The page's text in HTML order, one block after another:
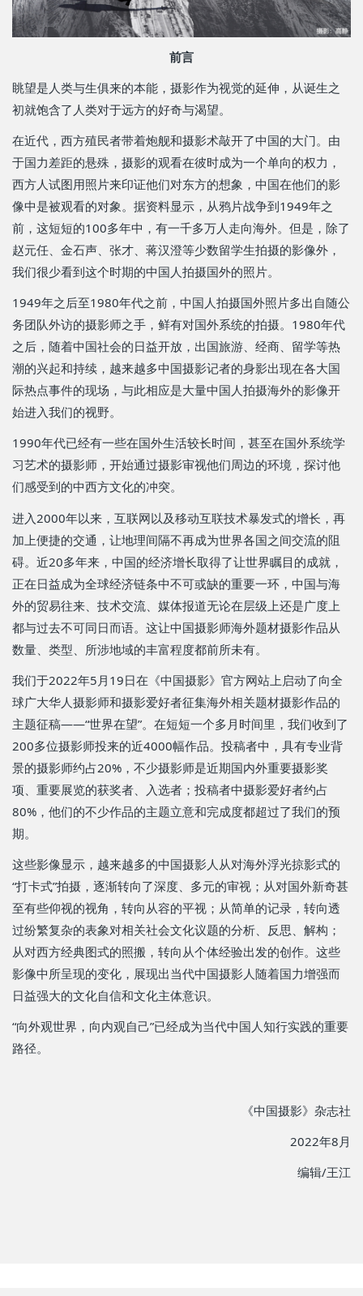
前言
眺望是人类与生俱来的本能，摄影作为视觉的延伸，从诞生之
初就饱含了人类对于远方的好奇与渴望。
在近代，西方殖民者带着炮舰和摄影术敲开了中国的大门。由
于国力差距的悬殊，摄影的观看在彼时成为一个单向的权力，
西方人试图用照片来印证他们对东方的想象，中国在他们的影
像中是被观看的对象。据资料显示，从鸦片战争到1949年之
前，这短短的100多年中，有一千多万人走向海外。但是，除了
赵元任、金石声、张才、蒋汉澄等少数留学生拍摄的影像外，
我们很少看到这个时期的中国人拍摄国外的照片。
1949年之后至1980年代之前，中国人拍摄国外照片多出自随公
务团队外访的摄影师之手，鲜有对国外系统的拍摄。1980年代
之后，随着中国社会的日益开放，出国旅游、经商、留学等热
潮的兴起和持续，越来越多中国摄影记者的身影出现在各大国
际热点事件的现场，与此相应是大量中国人拍摄海外的影像开
始进入我们的视野。
1990年代已经有一些在国外生活较长时间，甚至在国外系统学
习艺术的摄影师，开始通过摄影审视他们周边的环境，探讨他
们感受到的中西方文化的冲突。
进入2000年以来，互联网以及移动互联技术暴发式的增长，再
加上便捷的交通，让地理间隔不再成为世界各国之间交流的阻
碍。近20多年来，中国的经济增长取得了让世界瞩目的成就，
正在日益成为全球经济链条中不可或缺的重要一环，中国与海
外的贸易往来、技术交流、媒体报道无论在层级上还是广度上
都与过去不可同日而语。这让中国摄影师海外题材摄影作品从
数量、类型、所涉地域的丰富程度都前所未有。
我们于2022年5 月 19日在《中国摄影》官方网站上启动了向全
球广大华人摄影师和摄影爱好者征集海外相关题材摄影作品的
主题征稿——“世界在望”。在短短一个多月时间里，我们收到了
200多位摄影师投来的近4000幅作品。投稿者中，具有专业背
景的摄影师约占20% ，不少摄影师是近期国内外重要摄影奖
项、重要展览的获奖者、入选者 ；投稿者中摄影爱好者约占
80% ，他们的不少作品的主题立意和完成度都超过了我们的预
期。
这些影像显示，越来越多的中国摄影人从对海外浮光掠影式的
“打卡式”拍摄，逐渐转向了深度、多元的审视；从对国外新奇甚
至有些仰视的视角，转向从容的平视；从简单的记录，转向透
过纷繁复杂的表象对相关社会文化议题的分析、反思、解构；
从对西方经典图式的照搬，转向从个体经验出发的创作。这些
影像中所呈现的变化，展现出当代中国摄影人随着国力增强而
日益强大的文化自信和文化主体意识。
“向外观世界，向内观自己”已经成为当代中国人知行实践的重要
路径。
《中国摄影》杂志社
2022年8月
编辑/王江